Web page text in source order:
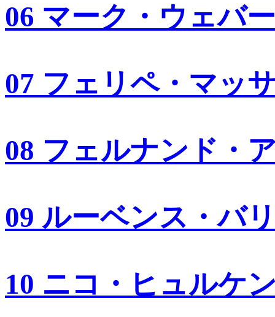
06 マーク・ウェバー
07 フェリペ・マッ
08 フェルナンド・
09 ルーベンス・バ
10 ニコ・ヒュルケ